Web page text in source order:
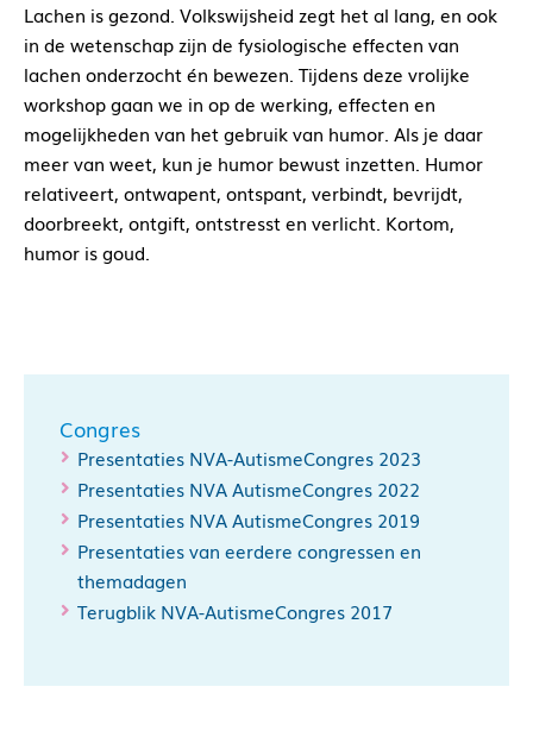
Lachen is gezond. Volkswijsheid zegt het al lang, en ook
in de wetenschap zijn de fysiologische effecten van
lachen onderzocht én bewezen. Tijdens deze vrolijke
workshop gaan we in op de werking, effecten en
mogelijkheden van het gebruik van humor. Als je daar
meer van weet, kun je humor bewust inzetten. Humor
relativeert, ontwapent, ontspant, verbindt, bevrijdt,
doorbreekt, ontgift, ontstresst en verlicht. Kortom,
humor is goud.
Congres
Presentaties NVA-AutismeCongres 2023
Presentaties NVA AutismeCongres 2022
Presentaties NVA AutismeCongres 2019
Presentaties van eerdere congressen en
themadagen
Terugblik NVA-AutismeCongres 2017